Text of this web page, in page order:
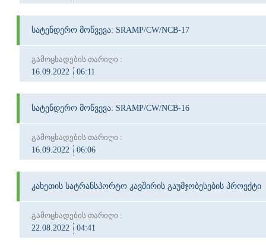
სატენდერო მოწვევა: SRAMP/CW/NCB-17
გამოცხადების თარიღი :
16.09.2022
06:11
სატენდერო მოწვევა: SRAMP/CW/NCB-16
გამოცხადების თარიღი :
16.09.2022
06:06
კახეთის სატრანსპორტო კავშირის გაუმჯობესების პროექტი
გამოცხადების თარიღი :
22.08.2022
04:41